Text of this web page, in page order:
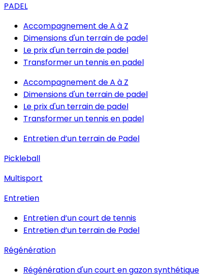
PADEL
Accompagnement de A à Z
Dimensions d'un terrain de padel
Le prix d'un terrain de padel
Transformer un tennis en padel
Accompagnement de A à Z
Dimensions d'un terrain de padel
Le prix d'un terrain de padel
Transformer un tennis en padel
Entretien d’un terrain de Padel
Pickleball
Multisport
Entretien
Entretien d’un court de tennis
Entretien d’un terrain de Padel
Régénération
Régénération d'un court en gazon synthétique